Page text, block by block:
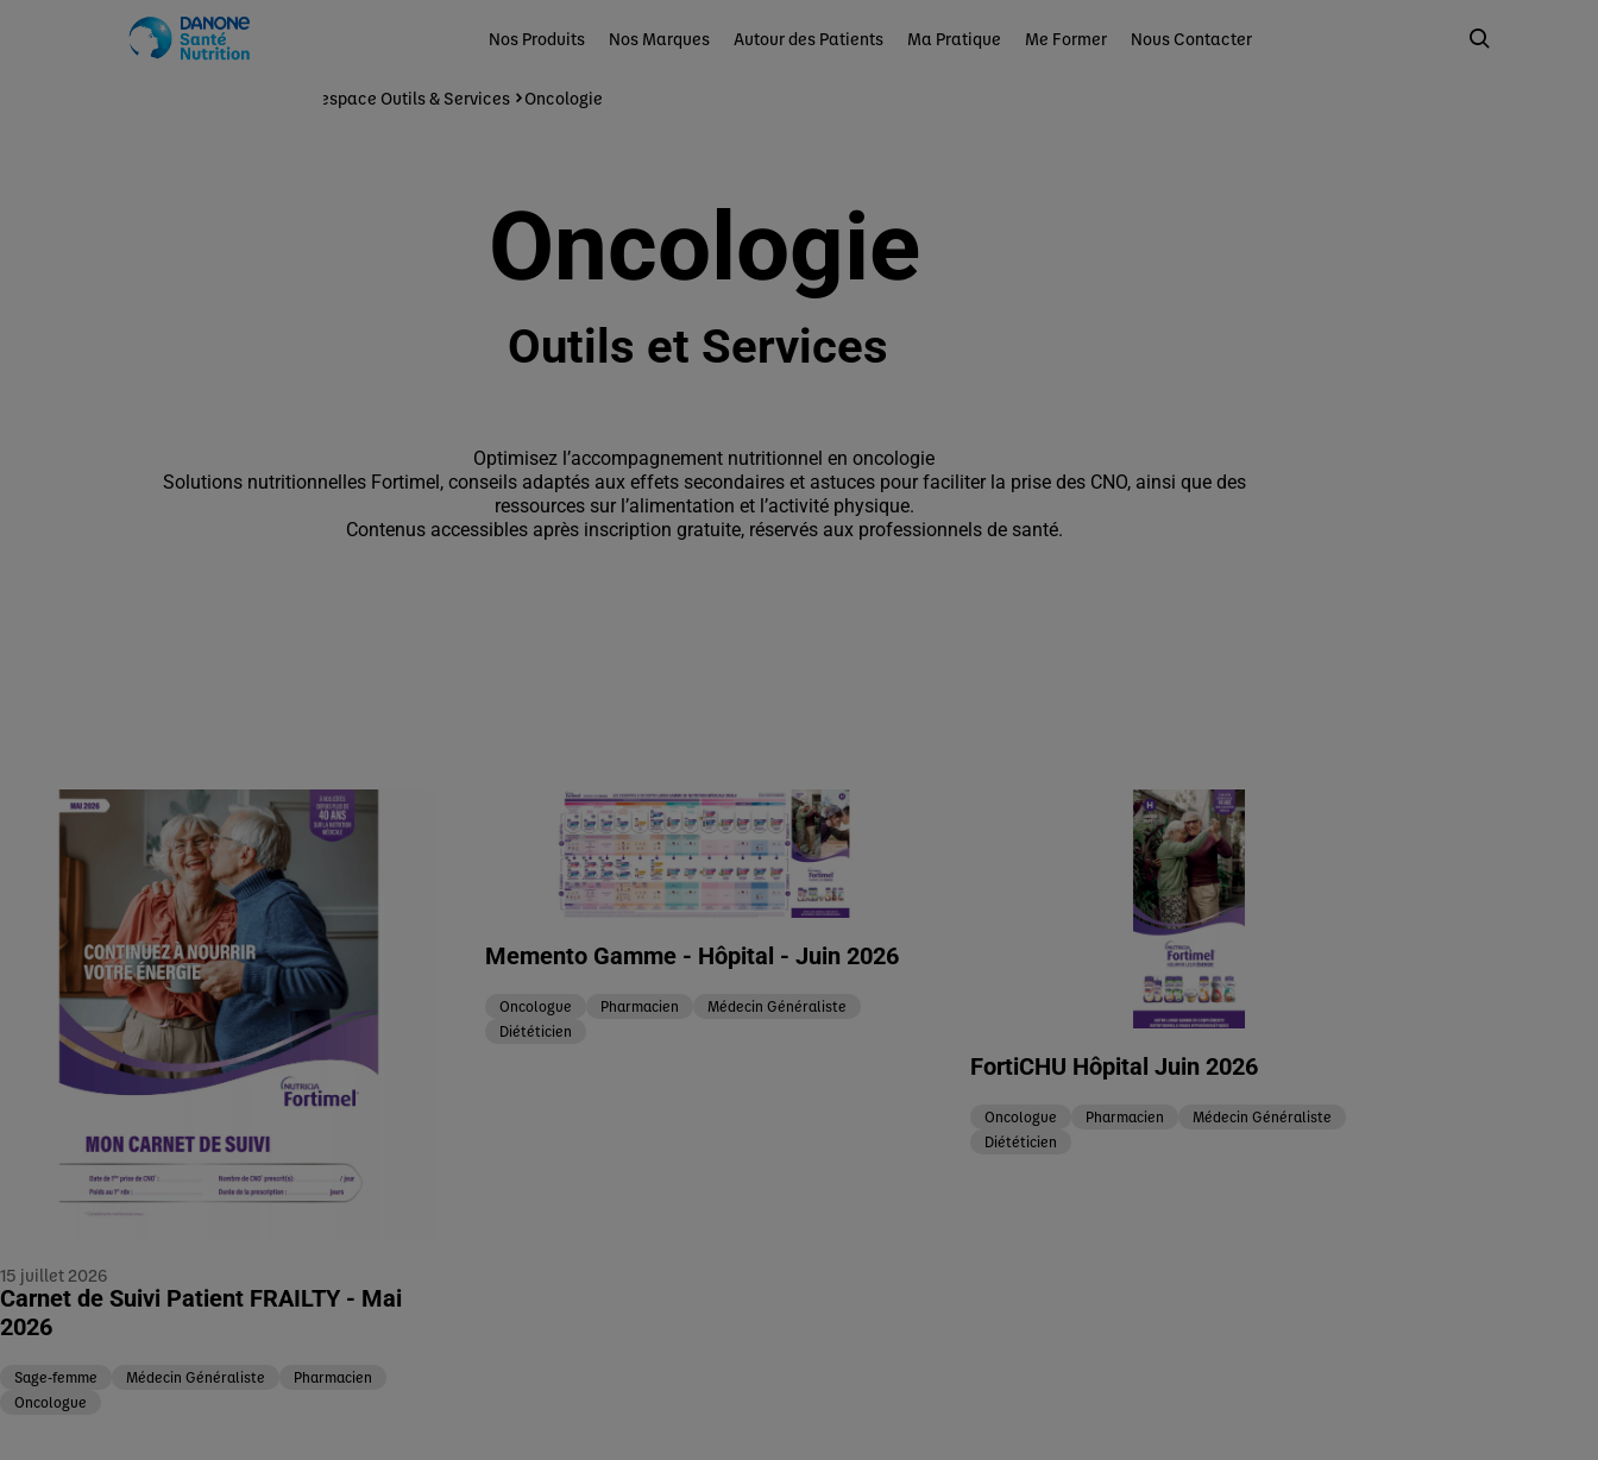
Nos Produits Nos Marques Autour des Patients Ma Pratique Me Former Nous Contacter
Votre espace Outils & Services Oncologie
Oncologie
Outils et Services
Optimisez l’accompagnement nutritionnel en oncologie
Solutions nutritionnelles Fortimel, conseils adaptés aux effets secondaires et astuces pour faciliter la prise des CNO, ainsi que des
ressources sur l’alimentation et l’activité physique.
Contenus accessibles après inscription gratuite, réservés aux professionnels de santé.
15 juillet 2026
Carnet de Suivi Patient FRAILTY - Mai
2026
Sage-femme Médecin Généraliste
Pharmacien
Oncologue
Memento Gamme - Hôpital - Juin 2026
Oncologue Pharmacien
Médecin Généraliste
Diététicien
FortiCHU Hôpital Juin 2026
Oncologue Pharmacien
Médecin Généraliste
Diététicien